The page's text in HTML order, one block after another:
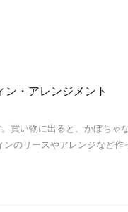
・アレンジメント
買い物に出ると、かぼちゃ
のリースやアレンジなど